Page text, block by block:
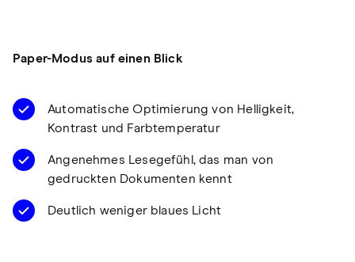
Paper-Modus auf einen Blick
Automatische Optimierung von Helligkeit,
Kontrast und Farbtemperatur
Angenehmes Lesegefühl, das man von
gedruckten Dokumenten kennt
Deutlich weniger blaues Licht